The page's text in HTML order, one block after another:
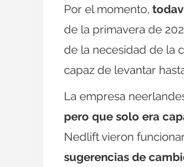
Por el momento,
de la primavera de
de la necesidad de la
capaz de levantar
La empresa
pero que solo era
Nedlift vieron
sugerencias de